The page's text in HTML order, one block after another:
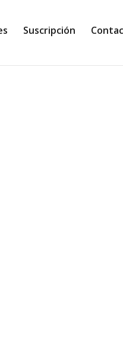
Suscripción